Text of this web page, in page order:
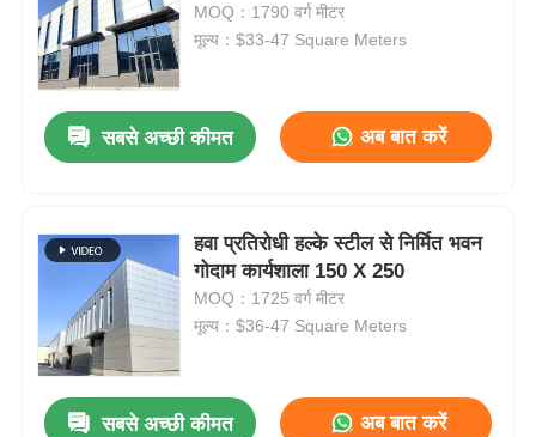
MOQ：1790 वर्ग मीटर
मूल्य：$33-47 Square Meters
सबसे अच्छी कीमत अब बात करें
हवा प्रतिरोधी हल्के स्टील से निर्मित भवन
गोदाम कार्यशाला 150 X 250
MOQ：1725 वर्ग मीटर
मूल्य：$36-47 Square Meters
सबसे अच्छी कीमत अब बात करें